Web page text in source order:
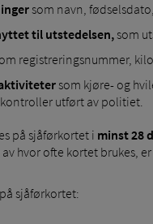
som navn,
til utstedelsen,som
registreringsnummer,
som kjøre- og
utført av politiet.
på sjåførkortet i minst 28
hvor ofte kortet brukes,
sjåførkortet: